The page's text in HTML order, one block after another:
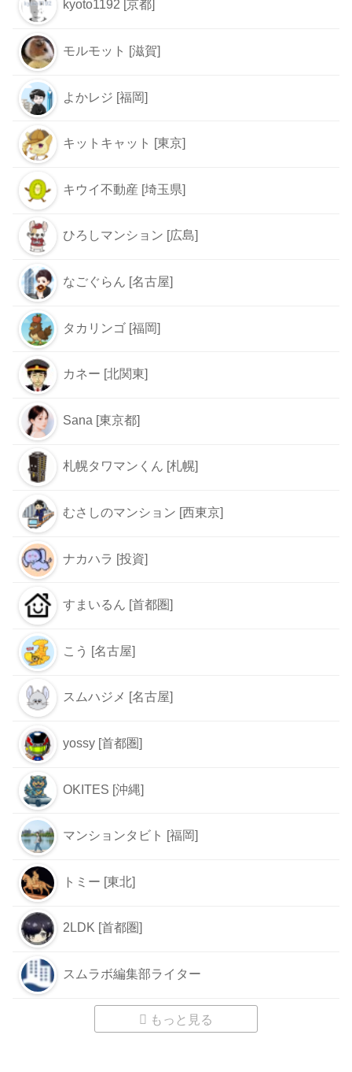
kyoto1192 [京都]
モルモット [滋賀]
よかレジ [福岡]
キットキャット [東京]
キウイ不動産 [埼玉県]
ひろしマンション [広島]
なごぐらん [名古屋]
タカリンゴ [福岡]
カネー [北関東]
Sana [東京都]
札幌タワマンくん [札幌]
むさしのマンション [西東京]
ナカハラ [投資]
すまいるん [首都圏]
こう [名古屋]
スムハジメ [名古屋]
yossy [首都圏]
OKITES [沖縄]
マンションタビト [福岡]
トミー [東北]
2LDK [首都圏]
スムラボ編集部ライター
もっと見る